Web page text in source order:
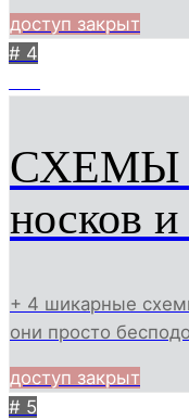
доступ закрыт
# 4
СХЕМЫ
носков и
+ 4 шикарные
они просто
доступ закрыт
# 5